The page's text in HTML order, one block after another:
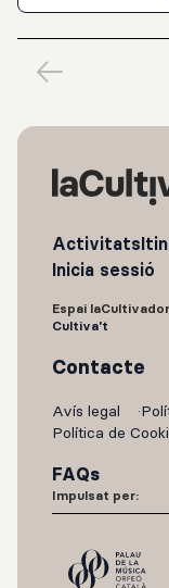
Activitats
Inicia sessió
Espai
Cultiva't
Contacte
Avís legal
Política de
FAQs
Impulsat per: